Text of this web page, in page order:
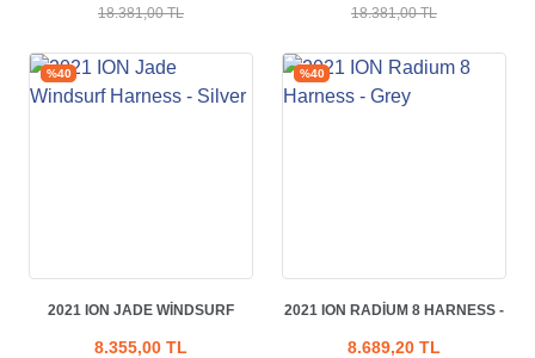
18.381,00 TL 18.381,00 TL
%40
2021 ION JADE WINDSURF
8.355,00 TL
%40
2021 ION RADIUM 8 HARNESS -
8.689,20 TL